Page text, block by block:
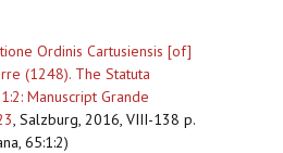
Ordinis Cartusiensis [of]
(1248). The Statuta
Manuscript Grande
, Salzburg, 2016, VIII-138 p.
65:1:2)